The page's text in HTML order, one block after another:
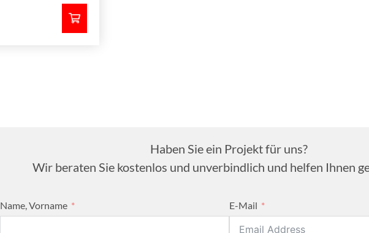
Haben Sie ein Projekt für uns?
Wir beraten Sie kostenlos und unverbindlich und helfen Ihnen
Name, Vorname E-Mail